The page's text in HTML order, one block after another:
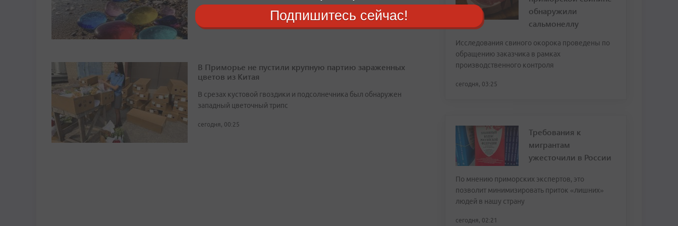
В Приморье не пустили крупную партию зараженных
цветов из Китая
В срезах кустовой гвоздики и подсолнечника был обнаружен
западный цветочный трипс
сегодня, 00:25
обнаружили
сальмонеллу
Исследования свиного окорока проведены по
обращению заказчика в рамках
производственного контроля
сегодня, 03:25
Требования к
мигрантам
ужесточили в России
По мнению приморских экспертов, это
позволит минимизировать приток «лишних»
людей в нашу страну
сегодня, 02:21
Подпишитесь сейчас!